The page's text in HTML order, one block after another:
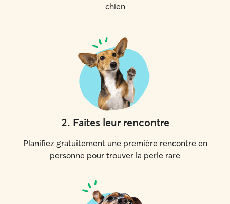
chien
2. Faites leur rencontre
Planifiez gratuitement une première rencontre en
personne pour trouver la perle rare